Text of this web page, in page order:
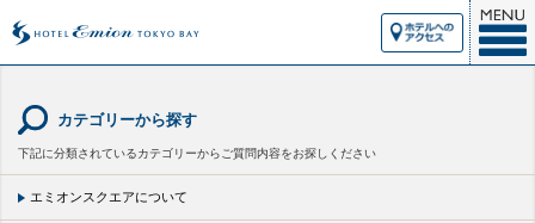
カテゴリーから探す
下記に分類されているカテゴリーからご質問内容をお探しください
エミオンスクエアについて